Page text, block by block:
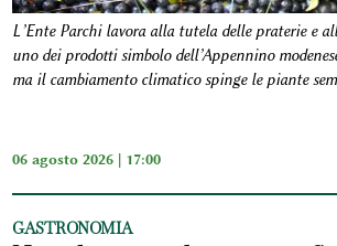
L’Ente Parchi lavora alla tutela delle praterie e
uno dei prodotti simbolo dell’Appennino
ma il cambiamento climatico spinge le piante
06 agosto 2026 | 17:00
GASTRONOMIA